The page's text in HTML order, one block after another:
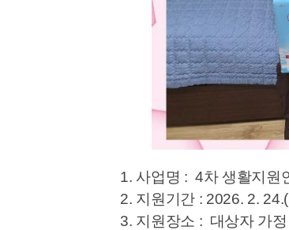
1. 사업명 : 4차 생활지원
2. 지원기간 : 2026. 2.
3. 지원장소 : 대상자 가